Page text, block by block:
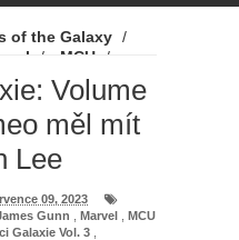
of the Galaxy
/
/ MCU
/
Strážci Galaxie
Volume 3
/
3 - Jaké cameo
Volume
měl mít
Lee
09, 2023
Gunn Marvel
MCU
Galaxie Vol. 3